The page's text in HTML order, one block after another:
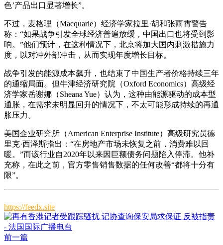
色’产品出口显著增长”。
不过，麦格理（Macquarie）经济学家拉里·胡和张雨霄警告
称：“如果战争引发全球经济普遍放缓，中国出口也将受到影
响。”他们预计，在这种情况下，北京将加大国内刺激措施力
度，以对冲外部冲击，从而实现年度增长目标。
战争引发的能源成本飙升，也结束了中国生产者价格持续三年
的通缩局面。但牛津经济研究院（Oxford Economics）高级经
济学家岳谢娜（Sheana Yue）认为，这种由能源驱动的成本型
通胀，在需求未明显回升的情况下，不太可能形成持续的再通
胀压力。
美国企业研究所（American Enterprise Institute）高级研究员德
里克·西泽斯指出：“在房地产市场未恢复之前，消费难以回
暖。”而该行业自2020年以来因巨额债务问题陷入停滞。他补
充称，在此之前，官方零售销售数据的任何改善“都将十分有
限”。
https://feedx.site
前一篇